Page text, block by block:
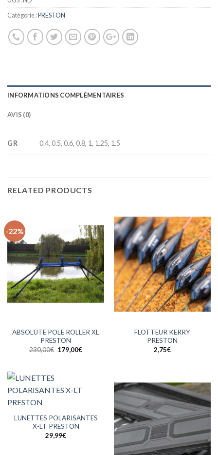
Catégorie :PRESTON
INFORMATIONS COMPLÉMENTAIRES
AVIS (0)
GR 0.4, 0.5, 0.6, 0.8, 1, 1.25, 1.5
RELATED PRODUCTS
-22%
ABSOLUTE POLE ROLLER XL
PRESTON
230,00€ Le
179,00€Le
FLOTTEUR KERRY
PRESTON
2,75€
LUNETTES POLARISANTES
X-LT PRESTON
29,99€